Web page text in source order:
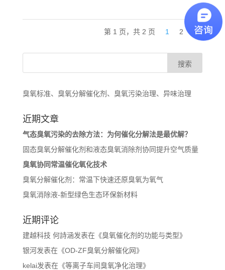
第 1 页，共 2 页 1 2 »
臭氧标准、臭氧分解催化剂、臭氧污染治理、异味治理
近期文章
气态臭氧污染的去除方法：为何催化分解法是最优解？
固态臭氧分解催化剂和液态臭氧消除剂协同提升空气质量
臭氧协同常温催化氧化技术
臭氧分解催化剂：常温下快速还原臭氧为氧气
臭氧消除液-新型绿色生态环保新材料
近期评论
建越科技 何詩涵发表在《臭氧催化剂的功能与类型》
银河发表在《OD-ZF臭氧分解催化网》
kelai发表在《等离子车间臭氧净化治理》